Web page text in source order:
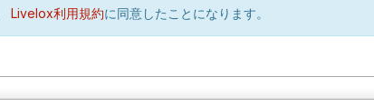
Livelox利用規約に同意したことになります。